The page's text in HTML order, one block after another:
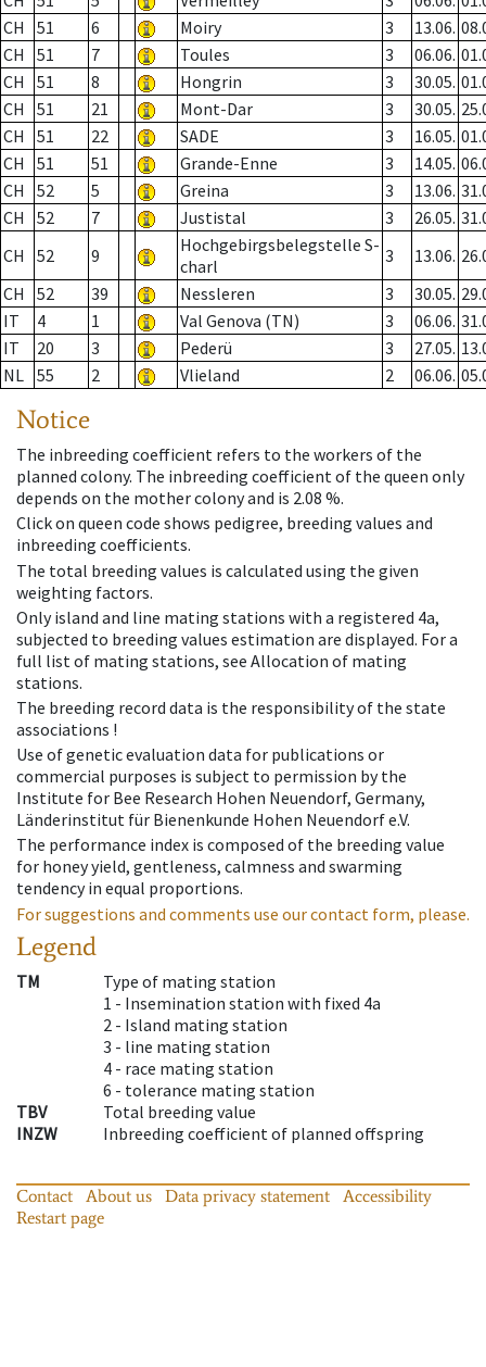
CH
51 6 Moiry 3 13.06.
CH
51 7 Toules 3 06.06.
CH
51 8 Hongrin 3 30.05.
CH
51 21 Mont-Dar 3 30.05.
CH
51 22 SADE 3 16.05.
CH
51 51 Grande-Enne 3 14.05.
CH
52 5 Greina 3 13.06.
CH
52 7 Justistal 3 26.05.
CH
52 9
Hochgebirgsbelegstelle S-
charl
3 13.06.
CH
52 39 Nessleren 3 30.05.
IT
4 1 Val Genova (TN) 3 06.06.
IT
20 3 Pederü 3 27.05.
NL 55 2 Vlieland 2 06.06.
Notice
The inbreeding coefficient refers to the workers of the
planned colony. The inbreeding coefficient of the queen only
depends on the mother colony and is 2.08 %.
Click on queen code shows pedigree, breeding values and
inbreeding coefficients.
The total breeding values is calculated using the given
weighting factors.
Only island and line mating stations with a registered 4a,
subjected to breeding values estimation are displayed. For a
full list of mating stations, see Allocation of mating
stations.
The breeding record data is the responsibility of the state
associations !
Use of genetic evaluation data for publications or
commercial purposes is subject to permission by the
Institute for Bee Research Hohen Neuendorf, Germany,
Länderinstitut für Bienenkunde Hohen Neuendorf e.V.
The performance index is composed of the breeding value
for honey yield, gentleness, calmness and swarming
tendency in equal proportions.
For suggestions and comments use our contact form, please.
Legend
TM
Type of mating station
1 - Insemination station with fixed 4a
2 - Island mating station
3 - line mating station
4 - race mating station
6 - tolerance mating station
TBV
Total breeding value
INZW
Inbreeding coefficient of planned offspring
Contact About us Data privacy statement
Accessibility
Restart page